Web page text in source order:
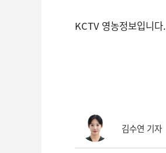
KCTV 영농정보입니다.
김수연 기자